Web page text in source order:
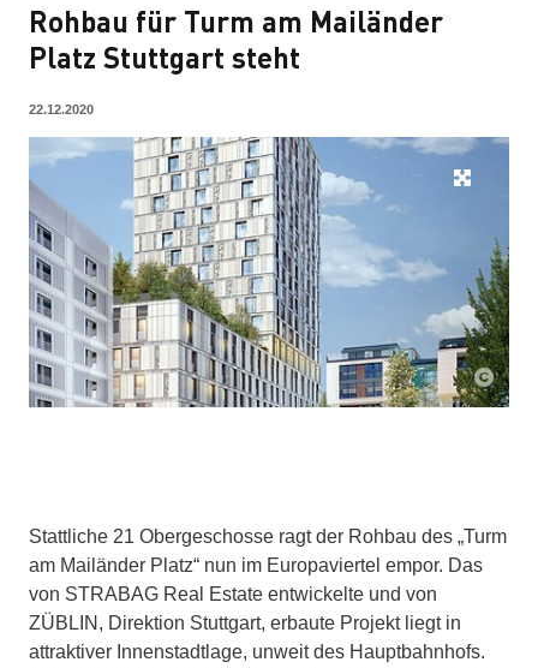
Rohbau für Turm am Mailänder
Platz Stuttgart steht
22.12.2020
Stattliche 21 Obergeschosse ragt der Rohbau des „Turm
am Mailänder Platz“ nun im Europaviertel empor. Das
von STRABAG Real Estate entwickelte und von
ZÜBLIN, Direktion Stuttgart, erbaute Projekt liegt in
attraktiver Innenstadtlage, unweit des Hauptbahnhofs.